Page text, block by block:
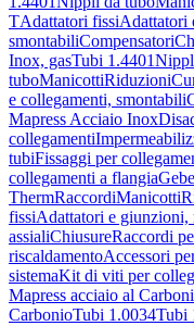
TAdattatori fissiAdattatori
smontabiliCompensatori
Inox, gasTubi 1.4401
tuboManicottiRiduzioni
e collegamenti, smontabili
Mapress Acciaio Inox
collegamenti
tubiFissaggi per
collegamenti a flangia
ThermRaccordiManicotti
fissiAdattatori e
assialiChiusureRaccordi
riscaldamentoAccessori
sistemaKit di viti per
Mapress acciaio al
CarbonioTubi 1.0034Tubi